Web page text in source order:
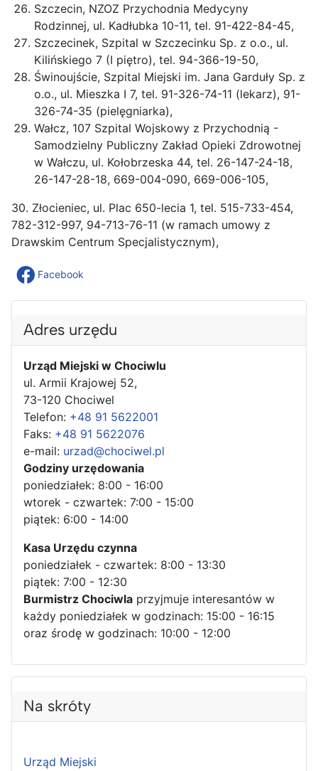
Szczecin, NZOZ Przychodnia Medycyny
Rodzinnej, ul. Kadłubka 10-11, tel. 91-422-84-45,
Szczecinek, Szpital w Szczecinku Sp. z o.o., ul.
Kilińskiego 7 (I piętro), tel. 94-366-19-50,
Świnoujście, Szpital Miejski im. Jana Garduły Sp. z
o.o., ul. Mieszka I 7, tel. 91-326-74-11 (lekarz), 91-
326-74-35 (pielęgniarka),
Wałcz, 107 Szpital Wojskowy z Przychodnią -
Samodzielny Publiczny Zakład Opieki Zdrowotnej
w Wałczu, ul. Kołobrzeska 44, tel. 26-147-24-18,
26-147-28-18, 669-004-090, 669-006-105,
30. Złocieniec, ul. Plac 650-lecia 1, tel. 515-733-454,
782-312-997, 94-713-76-11 (w ramach umowy z
Drawskim Centrum Specjalistycznym),
Facebook
Adres urzędu
Urząd Miejski w Chociwlu
ul. Armii Krajowej 52,
73-120 Chociwel
Telefon: +48 91 5622001
Faks: +48 91 5622076
e-mail: urzad@chociwel.pl
Godziny urzędowania
poniedziałek: 8:00 - 16:00
wtorek - czwartek: 7:00 - 15:00
piątek: 6:00 - 14:00
Kasa Urzędu czynna
poniedziałek - czwartek: 8:00 - 13:30
piątek: 7:00 - 12:30
Burmistrz Chociwla przyjmuje interesantów w
każdy poniedziałek w godzinach: 15:00 - 16:15
oraz środę w godzinach: 10:00 - 12:00
Na skróty
Urząd Miejski